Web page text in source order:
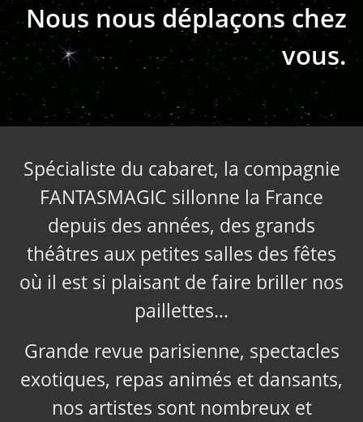
Nous nous déplaçons chez
vous.
Spécialiste du cabaret, la compagnie
FANTASMAGIC sillonne la France
depuis des années, des grands
théâtres aux petites salles des fêtes
où il est si plaisant de faire briller nos
paillettes…
Grande revue parisienne, spectacles
exotiques, repas animés et dansants,
nos artistes sont nombreux et